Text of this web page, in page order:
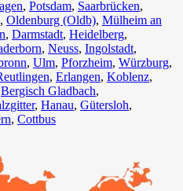
, Potsdam, Saarbrücken⁠,
⁠, Oldenburg (Oldb), Mülheim an
, Darmstadt⁠, Heidelberg,
, Neuss, Ingolstadt,
, Ulm⁠, Pforzheim, Würzburg,
, Erlangen⁠, Koblenz,
Bergisch Gladbach,
, Hanau, Gütersloh,
, Cottbus⁠